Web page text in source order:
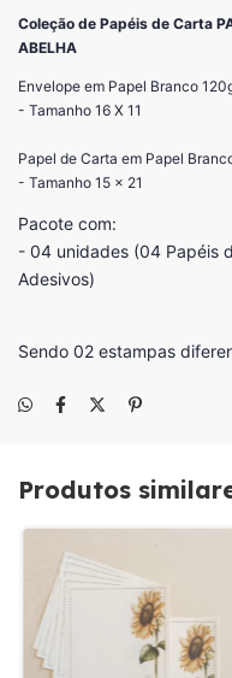
Coleção de Papéis de Carta
ABELHA
Envelope em Papel Branco
- Tamanho 16 X 11
Papel de Carta em Papel
- Tamanho 15 x 21
Pacote com:
- 04 unidades (04 Papéis
Adesivos)
Sendo 02 estampas
Produtos